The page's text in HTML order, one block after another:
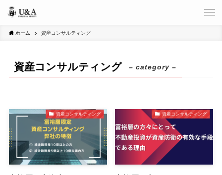
ホーム 資産コンサルティング
資産コンサルティング – category –
資産コンサルティング 資産コンサルティング